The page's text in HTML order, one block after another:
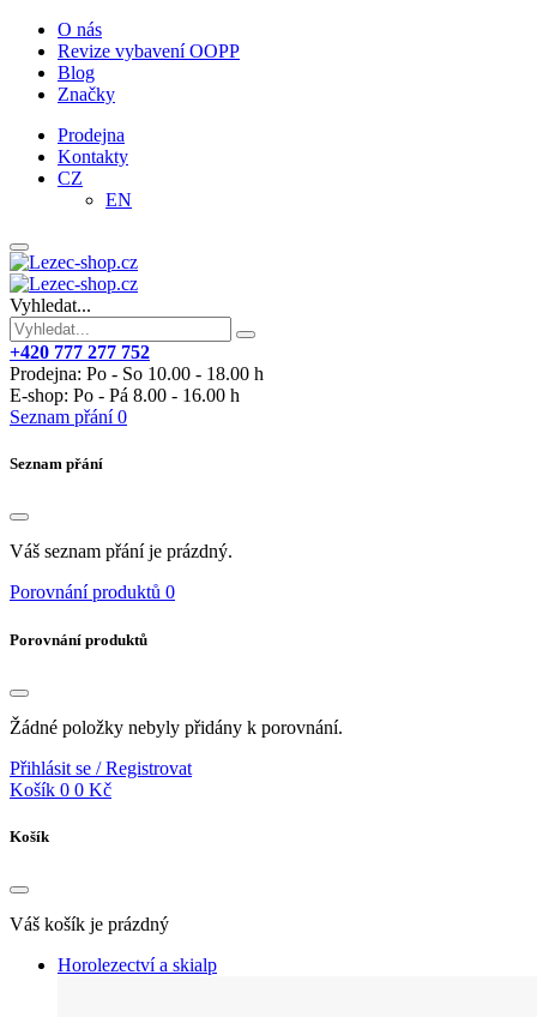
O nás
Revize vybavení OOPP
Blog
Značky
Prodejna
Kontakty
CZ
EN
Vyhledat...
+420 777 277 752
Prodejna: Po - So 10.00 - 18.00 h
E-shop: Po - Pá 8.00 - 16.00 h
Seznam přání 0
Seznam přání
Váš seznam přání je prázdný.
Porovnání produktů 0
Porovnání produktů
Žádné položky nebyly přidány k porovnání.
Přihlásit se / Registrovat
Košík 0 0 Kč
Košík
Váš košík je prázdný
Horolezectví a skialp